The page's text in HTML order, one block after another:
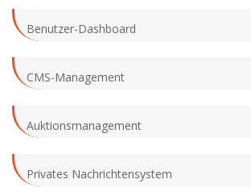
Benutzer-Dashboard
CMS-Management
Auktionsmanagement
Privates Nachrichtensystem